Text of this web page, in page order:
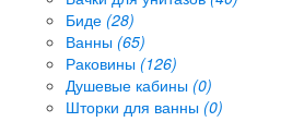
Биде (28)
Ванны (65)
Раковины (126)
Душевые кабины (0)
Шторки для ванны (0)